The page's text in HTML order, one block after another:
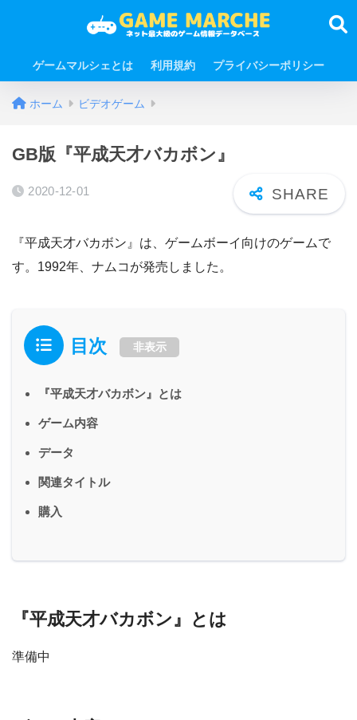
ゲームマルシェとは 利用規約 プライバシーポリシー
ホーム ビデオゲーム
GB版『平成天才バカボン』
2020-12-01
『平成天才バカボン』は、ゲームボーイ向けのゲームで
す。1992年、ナムコが発売しました。
目次 非表示
『平成天才バカボン』とは
ゲーム内容
データ
関連タイトル
購入
『平成天才バカボン』とは
準備中